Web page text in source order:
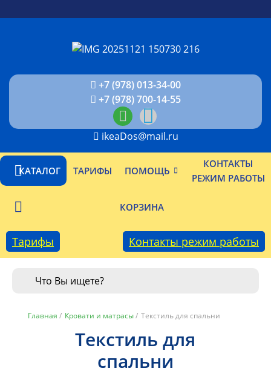
+7 (978) 013-34-00
+7 (978) 700-14-55
ikeaDos@mail.ru
КАТАЛОГ ТАРИФЫ ПОМОЩЬ
КОНТАКТЫ
РЕЖИМ РАБОТЫ
КОРЗИНА
Тарифы Контакты режим работы
Главная / Кровати и матрасы/ Текстиль для спальни
Текстиль для
спальни